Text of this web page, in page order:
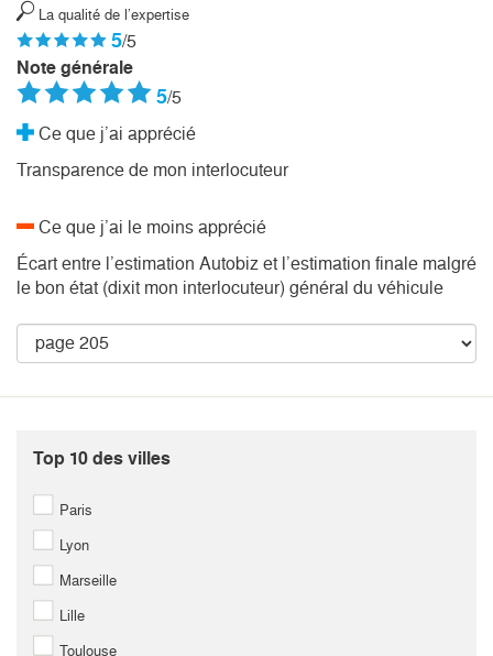
La qualité de l’expertise
5/5
Note générale
5/5
Ce que j’ai apprécié
Transparence de mon interlocuteur
Ce que j’ai le moins apprécié
Écart entre l’estimation Autobiz et l’estimation finale malgré
le bon état (dixit mon interlocuteur) général du véhicule
Top 10 des villes
Paris
Lyon
Marseille
Lille
Toulouse